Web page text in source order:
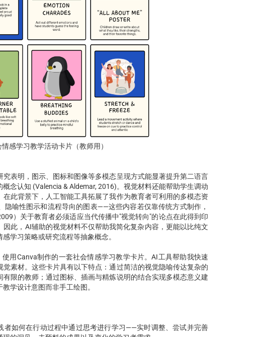
感学习教学活动卡片（教师用）
表明，图示、图标和图像等多模态呈现方式能显著提升第二语言
念认知 (Valencia & Aldemar, 2016)。视觉材料还能帮助学生调动
此背景下，人工智能工具拓展了我作为教育者可利用的多模态资
喻性图示和流程导向的图表——这些内容若仅靠传统方式制作，
）关于教育者必须适应当代传播中"视觉转向"的论点在此得到印
此，AI辅助的视觉材料不仅帮助我简化复杂内容，更能以比纯文
学习策略或研究流程等抽象概念。
用Canva制作的一套社会情感学习教学卡片。AI工具帮助我快速
素材。这些卡片具有以下特点：通过简洁的视觉隐喻传达复杂的
限的教师；通过图标、插画与精炼说明的结合实现多模态意义建
学设计意图而非手工绘图。
者如何在行动过程中通过思考进行学习——实时调整、尝试并完善